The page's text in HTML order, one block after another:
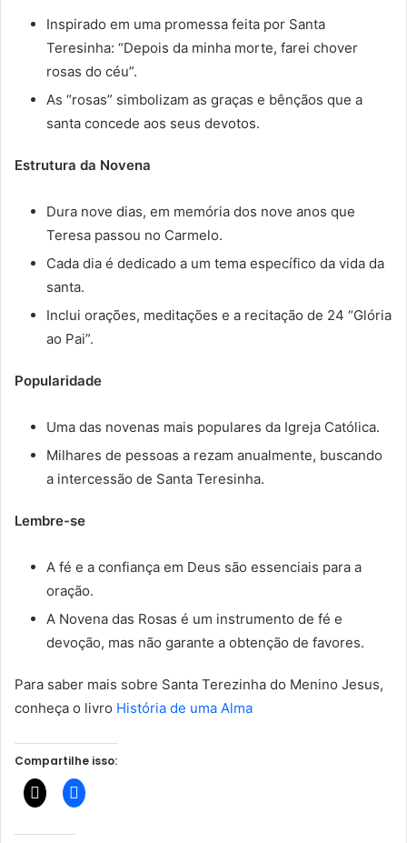
Inspirado em uma promessa feita por Santa
Teresinha: “Depois da minha morte, farei chover
rosas do céu”.
As “rosas” simbolizam as graças e bênçãos que a
santa concede aos seus devotos.
Estrutura da Novena
Dura nove dias, em memória dos nove anos que
Teresa passou no Carmelo.
Cada dia é dedicado a um tema específico da vida da
santa.
Inclui orações, meditações e a recitação de 24 “Glória
ao Pai”.
Popularidade
Uma das novenas mais populares da Igreja Católica.
Milhares de pessoas a rezam anualmente, buscando
a intercessão de Santa Teresinha.
Lembre-se
A fé e a confiança em Deus são essenciais para a
oração.
A Novena das Rosas é um instrumento de fé e
devoção, mas não garante a obtenção de favores.
Para saber mais sobre Santa Terezinha do Menino Jesus,
conheça o livro História de uma Alma
Compartilhe isso: